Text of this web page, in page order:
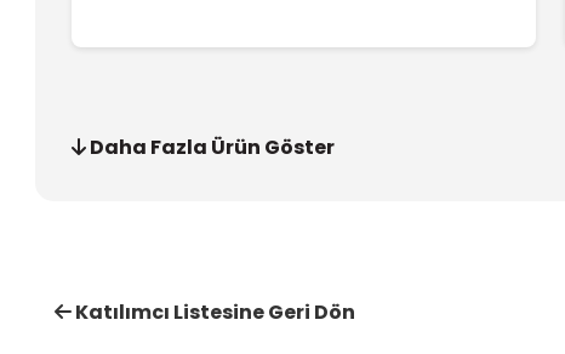
Daha Fazla Ürün Göster
Katılımcı Listesine Geri Dön